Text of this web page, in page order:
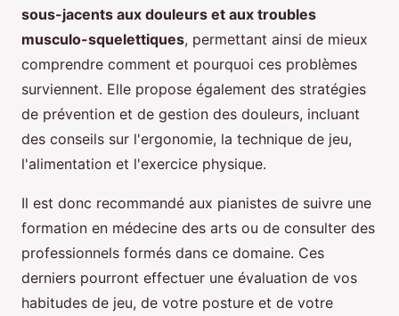
sous-jacents aux douleurs et aux troubles
musculo-squelettiques, permettant ainsi de mieux
comprendre comment et pourquoi ces problèmes
surviennent. Elle propose également des stratégies
de prévention et de gestion des douleurs, incluant
des conseils sur l'ergonomie, la technique de jeu,
l'alimentation et l'exercice physique.
Il est donc recommandé aux pianistes de suivre une
formation en médecine des arts ou de consulter des
professionnels formés dans ce domaine. Ces
derniers pourront effectuer une évaluation de vos
habitudes de jeu, de votre posture et de votre